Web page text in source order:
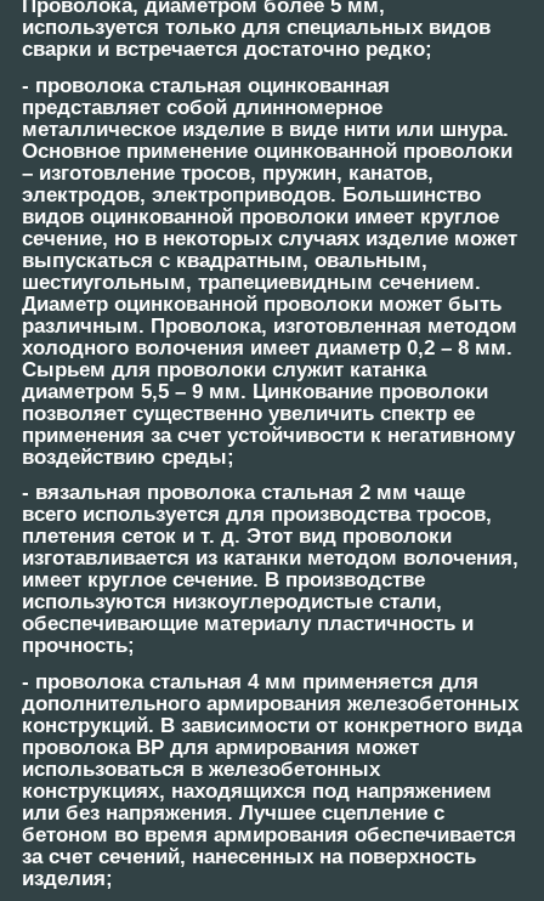
Проволока, диаметром более 5 мм,
используется только для специальных видов
сварки и встречается достаточно редко;
- проволока стальная оцинкованная
представляет собой длинномерное
металлическое изделие в виде нити или шнура.
Основное применение оцинкованной проволоки
– изготовление тросов, пружин, канатов,
электродов, электроприводов. Большинство
видов оцинкованной проволоки имеет круглое
сечение, но в некоторых случаях изделие может
выпускаться с квадратным, овальным,
шестиугольным, трапециевидным сечением.
Диаметр оцинкованной проволоки может быть
различным. Проволока, изготовленная методом
холодного волочения имеет диаметр 0,2 – 8 мм.
Сырьем для проволоки служит катанка
диаметром 5,5 – 9 мм. Цинкование проволоки
позволяет существенно увеличить спектр ее
применения за счет устойчивости к негативному
воздействию среды;
- вязальная проволока стальная 2 мм чаще
всего используется для производства тросов,
плетения сеток и т. д. Этот вид проволоки
изготавливается из катанки методом волочения,
имеет круглое сечение. В производстве
используются низкоуглеродистые стали,
обеспечивающие материалу пластичность и
прочность;
- проволока стальная 4 мм применяется для
дополнительного армирования железобетонных
конструкций. В зависимости от конкретного вида
проволока ВР для армирования может
использоваться в железобетонных
конструкциях, находящихся под напряжением
или без напряжения. Лучшее сцепление с
бетоном во время армирования обеспечивается
за счет сечений, нанесенных на поверхность
изделия;